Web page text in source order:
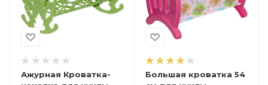
Ажурная Кроватка-
Большая кроватка 54